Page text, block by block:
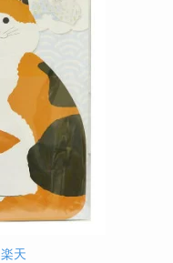
楽天